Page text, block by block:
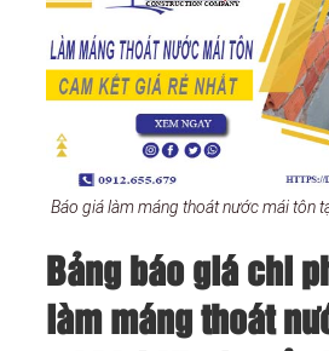
Báo giá làm máng thoát nước mái tôn
Bảng báo giá chi
làm máng thoát